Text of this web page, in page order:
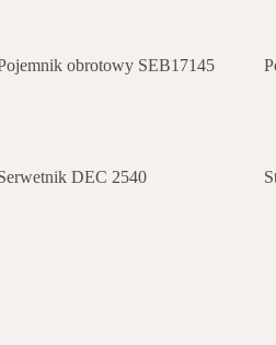
obrotowy SEB17145
DEC 2540